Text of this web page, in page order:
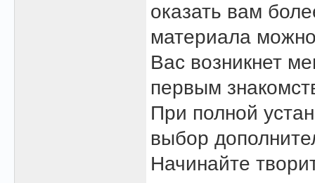
оказать вам
материала
Вас возникнет
первым
При полной
выбор
Начинайте